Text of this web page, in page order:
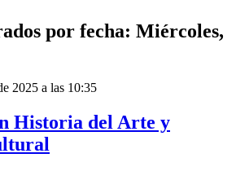
por fecha: Miércoles,
2025 a las 10:35
Historia del Arte y